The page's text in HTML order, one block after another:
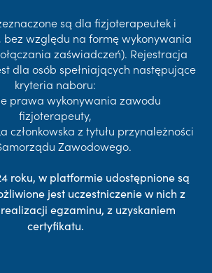
są dla fizjoterapeutek i
względu na formę wykonywania
zaświadczeń). Rejestracja
dla osób spełniających następujące
kryteria naboru:
prawa wykonywania zawodu
fizjoterapeuty,
członkowska z tytułu przynależności
Zawodowego.
roku, w platformie udostępnione są
jest uczestniczenie w nich z
egzaminu, z uzyskaniem
certyfikatu.